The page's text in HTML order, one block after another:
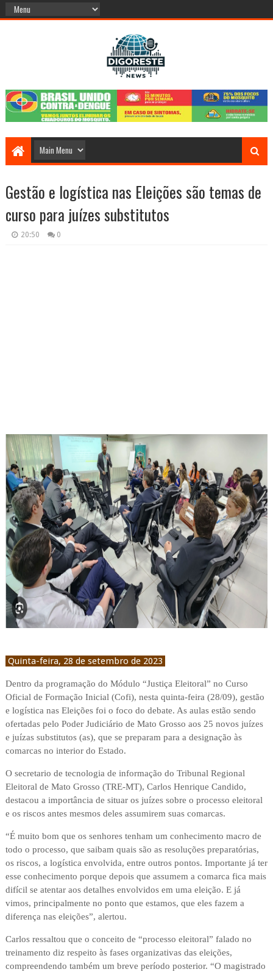
Gestão e logística nas Eleições são temas de
curso para juízes substitutos
20:50 0
Quinta-feira, 28 de setembro de 2023
Dentro da programação do Módulo “Justiça Eleitoral” no Curso
Oficial de Formação Inicial (Cofi), nesta quinta-feira (28/09), gestão
e logística nas Eleições foi o foco do debate. As aulas estão sendo
ofertadas pelo Poder Judiciário de Mato Grosso aos 25 novos juízes
e juízas substitutos (as), que se preparam para a designação às
comarcas no interior do Estado.
O secretario de tecnologia de informação do Tribunal Regional
Eleitoral de Mato Grosso (TRE-MT), Carlos Henrique Candido,
destacou a importância de situar os juízes sobre o processo eleitoral
e os riscos antes mesmos deles assumirem suas comarcas.
“É muito bom que os senhores tenham um conhecimento macro de
todo o processo, que saibam quais são as resoluções preparatórias,
os riscos, a logística envolvida, entre outros pontos. Importante já ter
esse conhecimento porque depois que assumem a comarca fica mais
difícil se atentar aos detalhes envolvidos em uma eleição. E já
vimos, principalmente no ponto que estamos, que eles fazem a
diferença nas eleições”, alertou.
Carlos ressaltou que o conceito de “processo eleitoral” falado no
treinamento diz respeito às fases organizativas das eleições,
compreendendo também um breve período posterior. “O magistrado